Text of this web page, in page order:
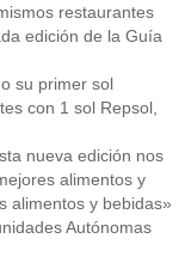
restaurantes
edición de la Guía
su primer sol
con 1 sol Repsol,
nueva edición nos
alimentos y
alimentos y bebidas»
Autónomas